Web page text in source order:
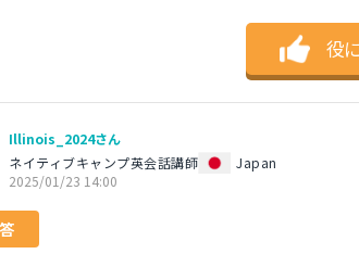
役
Illinois_2024さん
ネイティブキャンプ英会話講師
Japan
2025/01/23 14:00